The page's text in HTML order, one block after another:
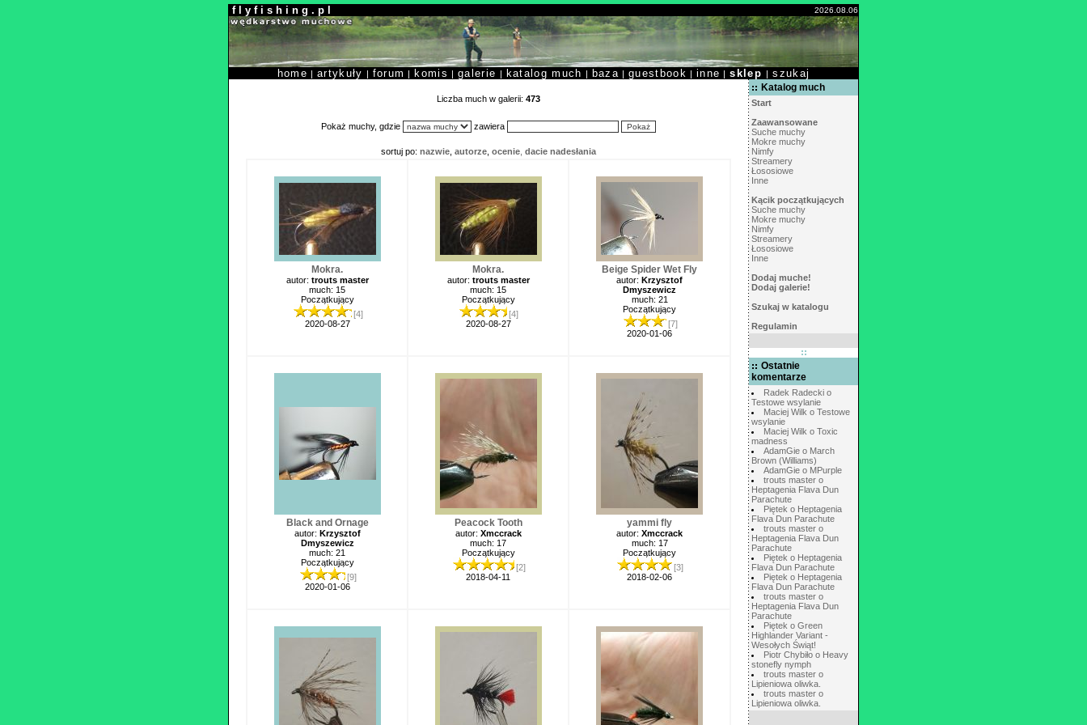
f l y f i s h i n g . p l 2026.08.06
home |artykuły | forum | komis |galerie | katalog much | baza | guestbook | inne |sklep |szukaj
Liczba much w galerii: 473
Pokaż muchy, gdzie zawiera
sortuj po: nazwie autorze ocenie dacie nadesłania
Mokra.
autor: trouts master
much: 15
Początkujący
[4]
2020-08-27
Mokra.
autor: trouts master
much: 15
Początkujący
[4]
2020-08-27
Beige Spider Wet Fly
autor: Krzysztof
Dmyszewicz
much: 21
Początkujący
[7]
2020-01-06
Black and Ornage
autor: Krzysztof
Dmyszewicz
much: 21
Początkujący
[9]
2020-01-06
Peacock Tooth
autor: Xmccrack
much: 17
Początkujący
[2]
2018-04-11
yammi fly
autor: Xmccrack
much: 17
Początkujący
[3]
2018-02-06
Katalog much
Start
Zaawansowane
Suche muchy
Mokre muchy
Nimfy
Streamery
Łososiowe
Inne
Kącik początkujących
Suche muchy
Mokre muchy
Nimfy
Streamery
Łososiowe
Inne
Dodaj muche!
Dodaj galerie!
Szukaj w katalogu
Regulamin
Ostatnie
komentarze
Radek Radecki o
Testowe wsylanie
Maciej Wilk o Testowe
wsylanie
Maciej Wilk o Toxic
madness
AdamGie o March
Brown (Williams)
AdamGie o MPurple
trouts master o
Heptagenia Flava Dun
Parachute
Piętek o Heptagenia
Flava Dun Parachute
trouts master o
Heptagenia Flava Dun
Parachute
Piętek o Heptagenia
Flava Dun Parachute
Piętek o Heptagenia
Flava Dun Parachute
trouts master o
Heptagenia Flava Dun
Parachute
Piętek o Green
Highlander Variant -
Wesołych Świąt!
Piotr Chybiło o Heavy
stonefly nymph
trouts master o
Lipieniowa oliwka.
trouts master o
Lipieniowa oliwka.